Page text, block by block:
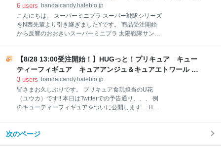
装で表現 腕はシールですが、 肩は全部塗装、 ベルト
は シャイニングアサルトホッパープログライズキー 装
填状態を再現すべく、当然、新規造形 脚は塗装とシー
ルを使い分けて再現 頭も大部分は塗装です さて、本日
彩色見本(工場へ送る塗装＆シールの見本)時点では、
実は塗らない予定でした ですが、 シャイニン
スタッフ BLOG
6 users bandaicandy.hateblo.jp
こんにちは。 スーパーミニプラ スーパー戦隊シリーズ
をN西先輩より引き継ぎましたYです。 商品受注開始
から反響のおおきいスーパーミニプラ 太陽戦隊サンバ
す。 その前編として、今回は記念すべきスーパーミニ
プラ初の母艦メカ「ビッグスケール ジャガーバルカ
ン」を動画も交えてご紹介します。 ※試作品を撮影し
ているため、シールなどの装飾が足りておりませんが
ご了承ください。 ※記事中のスタンドは付属しませ
ん。 始めにお見せするのは商品仕様の説明です。本当
る＆ギミックがたくさんのため、動画制作が追いつか
【8/28 13:00受注開始！】HUGっと！プリキュア キュー
ティーフィギュア キュアアンジュ＆キュアエトワール -
バンダイ キャンディ スタッフ BLOG
3 users bandaicandy.hateblo.jp
皆さまお久しぶりです。 プリキュア食玩担当のU花
（ユウカ）です!! 本日はTwitterでの予告通り、、、 例
のキューティーフィギュアをついに公開します… HUG
ュアエトワール」がプレミアムバンダイ限定で予約開
次のページ